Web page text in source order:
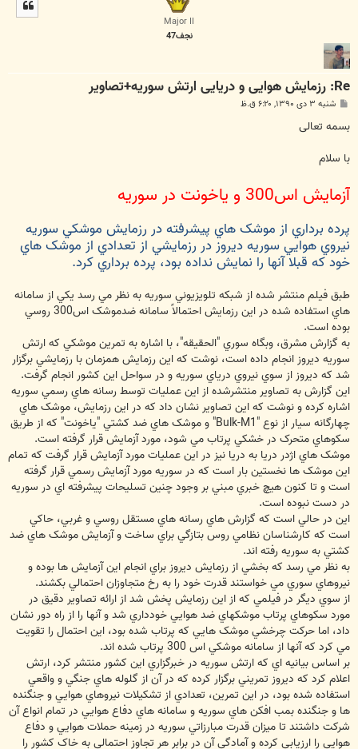
Major II
نجف47
Re: رزمایش هوایی و دریایی ارتش سوریه+تصاویر
ت
شنبه ۳ دی ۱۳۹۰, ۶:۲۰ ق.ظ
بسمه تعالی
با سلام
آزمايش اس300 و ياخونت در سوريه
پرده برداري از موشک هاي پيشرفته در رزمايش موشکي سوريه
نيروي هوايي سوريه ديروز در رزمايشي از تعدادي از موشک هاي
خود که قبلا آنها را نمايش نداده بود، پرده برداري کرد.
طبق فيلم منتشر شده از شبکه تلويزيوني سوريه به نظر مي رسد يکي از سامانه
هاي استفاده شده در اين رزمايش احتمالاً سامانه ضدموشک اس300 روسي
بوده است.
به گزارش مشرق، وبگاه سوري "الحقيقه"، با اشاره به تمرين موشکي که ارتش
سوريه ديروز انجام داده است، نوشت که اين رزمايش همزمان با رزمايشي برگزار
شد که ديروز از سوي نيروي درياي سوريه و در سواحل اين کشور انجام گرفت.
اين گزارش به تصاوير منتشرشده از اين عمليات توسط رسانه هاي رسمي سوريه
اشاره کرده و نوشت که اين تصاوير نشان داد که در اين رزمايش، موشک هاي
چهارگانه سيار از نوع "Bulk-M1" و موشک هاي ضد کشتي "ياخونت" که از طريق
سکوهاي متحرک در خشکي پرتاب مي شود، مورد آزمايش قرار گرفته است.
موشک هاي اژدر دريا به دريا نيز در اين عمليات مورد آزمايش قرار گرفت که تمام
اين موشک ها نخستين بار است که در سوريه مورد آزمايش رسمي قرار گرفته
است و تا کنون هيچ خبري مبني بر وجود چنين تسليحات پيشرفته اي در سوريه
در دست نبوده است.
اين در حالي است که گزارش هاي رسانه هاي مستقل روسي و غربي، حاکي
است که کارشناسان نظامي روس بتازگي براي ساخت و آزمايش موشک هاي ضد
کشتي به سوريه رفته اند.
به نظر مي رسد که بخشي از رزمايش ديروز براي انجام اين آزمايش ها بوده و
نيروهاي سوري مي خواستند قدرت خود را به رخ متجاوزان احتمالي بکشند.
از سوي ديگر در فيلمي که از اين رزمايش پخش شد از ارائه تصاوير دقيق در
مورد سکوهاي پرتاب موشکهاي ضد هوايي خودداري شد و آنها را از راه دور نشان
داد، اما حرکت چرخشي موشک هايي که پرتاب شده بود، اين احتمال را تقويت
مي کرد که آنها از سامانه موشکي اس 300 پرتاب شده اند.
بر اساس بيانيه اي که ارتش سوريه در خبرگزاري اين کشور منتشر کرد، ارتش
اعلام کرد که ديروز تمريني برگزار کرده که در آن از گلوله هاي جنگي و واقعي
استفاده شده بود، در اين تمرين، تعدادي از تشکيلات نيروهاي هوايي و جنگنده
ها و جنگنده بمب افکن هاي سوريه و سامانه هاي دفاع هوايي در تمام انواع آن
شرکت داشتند تا ميزان قدرت مبارزاتي سوريه در زمينه حملات هوايي و دفاع
هوايي را ارزيابي کرده و آمادگي آن در برابر هر تجاوز احتمالي به خاک کشور را